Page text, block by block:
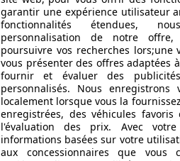
garantir une expérience utilisateur
fonctionnalités étendues,
personnalisation de notre
poursuivre vos recherches
vous présenter des offres adaptées
fournir et évaluer des
personnalisés. Nous enregistrons
localement lorsque vous la
enregistrées, des véhicules
l'évaluation des prix. Avec votre
informations basées sur votre
aux concessionnaires que vous